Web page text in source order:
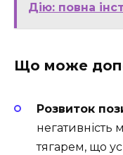
Дію: повна
Що може
Розвиток
негативність
тягарем, що